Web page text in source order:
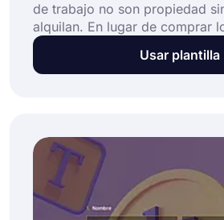
de trabajo no son propiedad
alquilan. En lugar de comprar
alquilarán. Este método evita
contratistas tengan susUsar plantilla